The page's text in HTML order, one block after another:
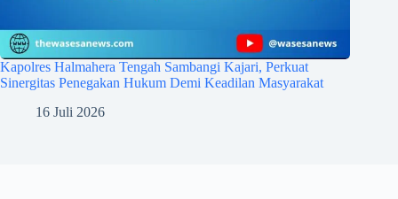
Kapolres Halmahera Tengah Sambangi Kajari, Perkuat
Sinergitas Penegakan Hukum Demi Keadilan Masyarakat
16 Juli 2026